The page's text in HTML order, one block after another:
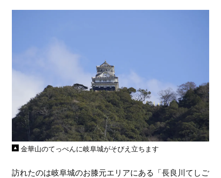
金華山のてっぺんに岐阜城がそびえ立ちます
訪れたのは岐阜城のお膝元エリアにある「長良川てしご